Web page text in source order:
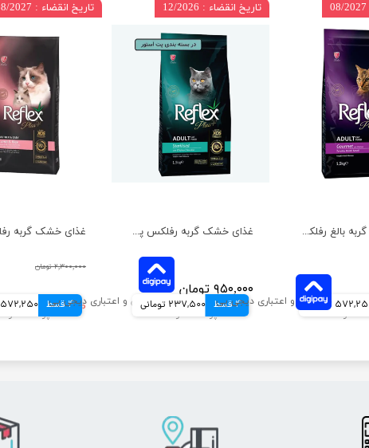
۲,۳۰۰,۰۰۰ تومان
۲,۲۸۹,۰۰۰ تومان
4 قسط 572,250 تومانی
تاریخ انقضاء : 08/2027
غذای خشک گربه رفلکس پلاس مدل عقیم شده با طعم مرغ وزن 1 کیلوگرم
۹۵۰,۰۰۰ تومان
4 قسط 237,500 تومانی
تاریخ انقضاء : 12/2026
غذای خشک گربه بالغ رفلکس پلاس مدل گورمت وزن 1.5 کیلوگرم
تومانی